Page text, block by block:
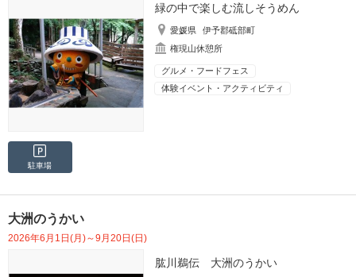
緑の中で楽しむ流しそうめん
愛媛県
伊予郡砥部町
権現山休憩所
グルメ・フードフェス
体験イベント・アクティビティ
駐車場
大洲のうかい
2026年6月1日(月)～9月20日(日)
肱川鵜伝 大洲のうかい